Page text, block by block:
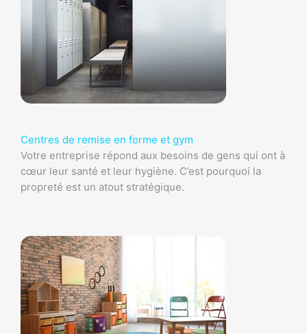
Centres de remise en forme et gym
Votre entreprise répond aux besoins de gens qui ont à
cœur leur santé et leur hygiène. C’est pourquoi la
propreté est un atout stratégique.